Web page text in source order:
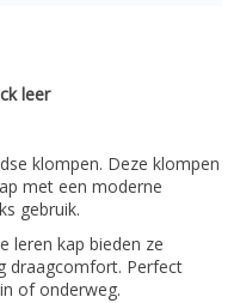
leer
klompen. Deze klompen
met een moderne
gebruik.
leren kap bieden ze
draagcomfort. Perfect
of onderweg.